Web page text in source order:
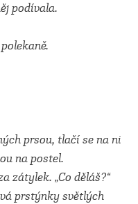
podívala.
prsou, tlačí se na ni
na postel.
zátylek. „Co děláš?“
prstýnky světlých